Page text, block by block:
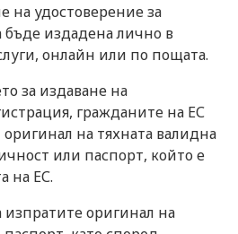
на удостоверение за
издадена лично в
онлайн или по пощата.
за издаване на
гражданите на ЕС
оригинал на тяхната валидна
или паспорт, който е
на ЕС.
оригинал на